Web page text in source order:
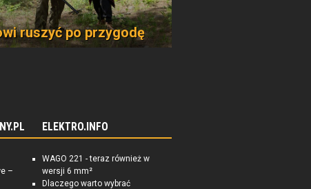
ruszyć po przygodę
–
ELEKTRO.INFO
WAGO 221 - teraz również w
wersji 6 mm²
Dlaczego warto wybrać